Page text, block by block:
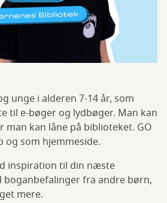
unge i alderen 7-14 år, som
til e-bøger og lydbøger. Man kan
man kan låne på biblioteket. GO
og som hjemmeside.
inspiration til din næste
boganbefalinger fra andre børn,
mere.